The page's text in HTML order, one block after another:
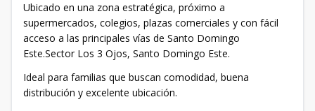
Ubicado en una zona estratégica, próximo a
supermercados, colegios, plazas comerciales y con fácil
acceso a las principales vías de Santo Domingo
Este.Sector Los 3 Ojos, Santo Domingo Este.
Ideal para familias que buscan comodidad, buena
distribución y excelente ubicación.